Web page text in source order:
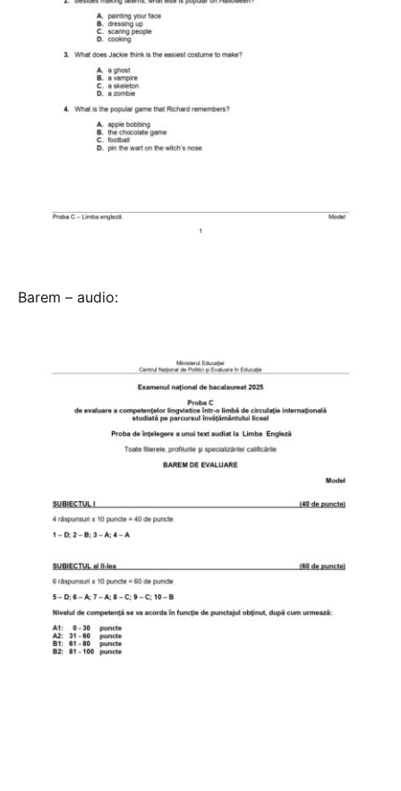
Barem – audio: